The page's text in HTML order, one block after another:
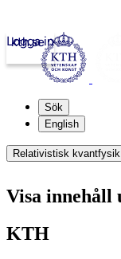
kth.se
Logga in
Sök
English
Relativistisk kvantfysik
Visa innehåll
KTH